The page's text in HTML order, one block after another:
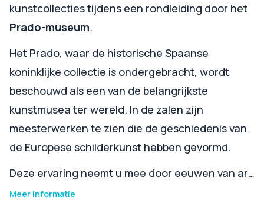
kunstcollecties tijdens een rondleiding door het
Prado-museum.
Het Prado, waar de historische Spaanse
koninklijke collectie is ondergebracht, wordt
beschouwd als een van de belangrijkste
kunstmusea ter wereld. In de zalen zijn
meesterwerken te zien die de geschiedenis van
de Europese schilderkunst hebben gevormd.
Deze ervaring neemt u mee door eeuwen van ar…
Meer informatie